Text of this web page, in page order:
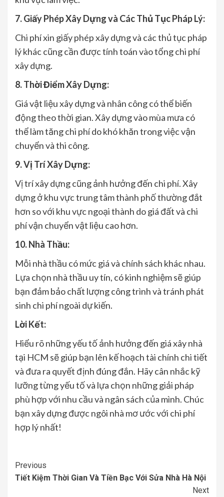
7. Giấy Phép Xây Dựng và Các Thủ Tục Pháp Lý:
Chi phí xin giấy phép xây dựng và các thủ tục pháp
lý khác cũng cần được tính toán vào tổng chi phí
xây dựng.
8. Thời Điểm Xây Dựng:
Giá vật liệu xây dựng và nhân công có thể biến
động theo thời gian. Xây dựng vào mùa mưa có
thể làm tăng chi phí do khó khăn trong việc vận
chuyển và thi công.
9. Vị Trí Xây Dựng:
Vị trí xây dựng cũng ảnh hưởng đến chi phí. Xây
dựng ở khu vực trung tâm thành phố thường đắt
hơn so với khu vực ngoại thành do giá đất và chi
phí vận chuyển vật liệu cao hơn.
10. Nhà Thầu:
Mỗi nhà thầu có mức giá và chính sách khác nhau.
Lựa chọn nhà thầu uy tín, có kinh nghiệm sẽ giúp
bạn đảm bảo chất lượng công trình và tránh phát
sinh chi phí ngoài dự kiến.
Lời Kết:
Hiểu rõ những yếu tố ảnh hưởng đến giá xây nhà
tại HCM sẽ giúp bạn lên kế hoạch tài chính chi tiết
và đưa ra quyết định đúng đắn. Hãy cân nhắc kỹ
lưỡng từng yếu tố và lựa chọn những giải pháp
phù hợp với nhu cầu và ngân sách của mình. Chúc
bạn xây dựng được ngôi nhà mơ ước với chi phí
hợp lý nhất!
Continue
Reading
Previous
Tiết Kiệm Thời Gian Và Tiền Bạc Với Sửa Nhà Hà Nội
Next